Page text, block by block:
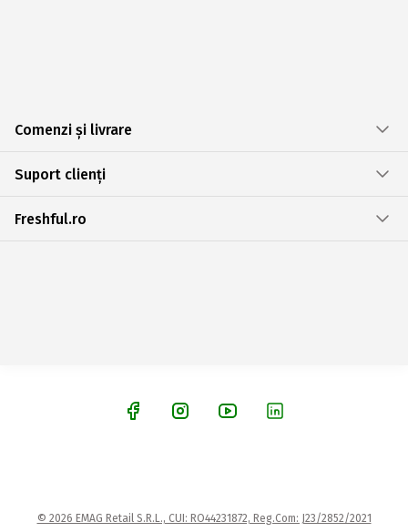
Comenzi și livrare
Suport clienți
Freshful.ro
© 2026 EMAG Retail S.R.L., CUI: RO44231872, Reg.Com: J23/2852/2021